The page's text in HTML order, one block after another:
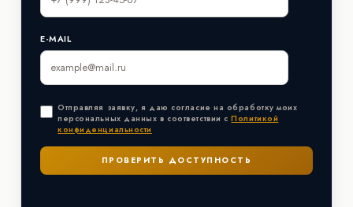
E-MAIL
Отправляя заявку, я даю согласие на обработку моих
персональных данных в соответствии сПолитикой
конфиденциальности